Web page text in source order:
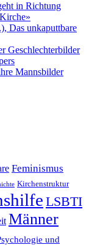
in Richtung
Das unkaputtbare
Geschlechterbilder
Mannsbilder
Feminismus
Kirchenstruktur
LSBTI
Männer
und